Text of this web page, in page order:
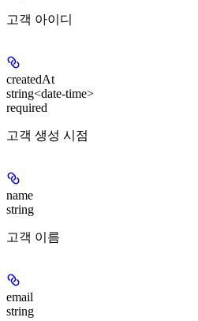
고객 아이디
createdAt
string<date-time>
required
고객 생성 시점
name
string
고객 이름
email
string